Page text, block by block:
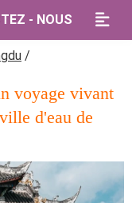
- NOUS
/
voyage vivant
d'eau de